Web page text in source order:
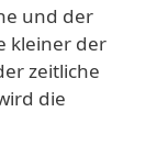
und der
kleiner der
zeitliche
die